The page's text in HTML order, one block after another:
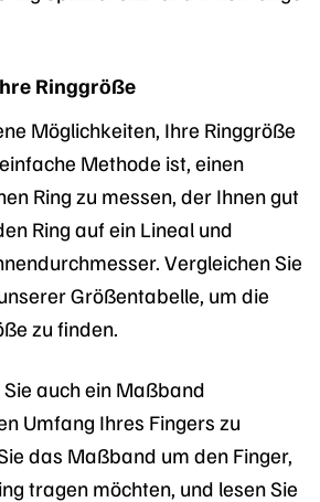
Ringgröße
Möglichkeiten, Ihre Ringgröße
Methode ist, einen
Ring zu messen, der Ihnen gut
Ring auf ein Lineal und
Vergleichen Sie
Größentabelle, um die
zu finden.
auch ein Maßband
Umfang Ihres Fingers zu
das Maßband um den Finger,
tragen möchten, und lesen Sie